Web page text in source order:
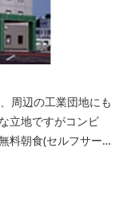
周辺の工業団地にも
立地ですがコンビ
料朝食(セルフサービ